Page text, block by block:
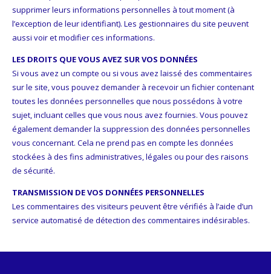
supprimer leurs informations personnelles à tout moment (à
l’exception de leur identifiant). Les gestionnaires du site peuvent
aussi voir et modifier ces informations.
LES DROITS QUE VOUS AVEZ SUR VOS DONNÉES
Si vous avez un compte ou si vous avez laissé des commentaires
sur le site, vous pouvez demander à recevoir un fichier contenant
toutes les données personnelles que nous possédons à votre
sujet, incluant celles que vous nous avez fournies. Vous pouvez
également demander la suppression des données personnelles
vous concernant. Cela ne prend pas en compte les données
stockées à des fins administratives, légales ou pour des raisons
de sécurité.
TRANSMISSION DE VOS DONNÉES PERSONNELLES
Les commentaires des visiteurs peuvent être vérifiés à l’aide d’un
service automatisé de détection des commentaires indésirables.